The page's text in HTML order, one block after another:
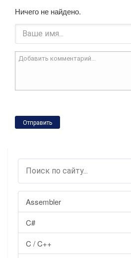
Assembler
C#
C / C++
Ничего не найдено.
Отправить